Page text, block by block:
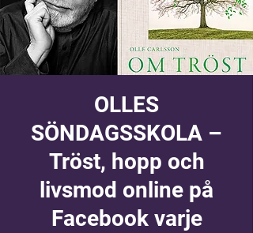
OLLES
SÖNDAGSSKOLA –
Tröst, hopp och
livsmod online på
Facebook varje